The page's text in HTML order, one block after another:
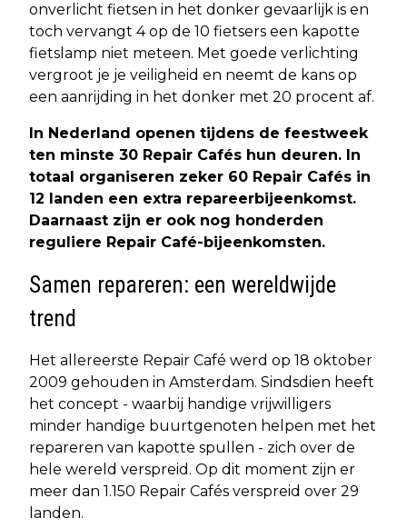
onverlicht fietsen in het donker gevaarlijk is en
toch vervangt 4 op de 10 fietsers een kapotte
fietslamp niet meteen. Met goede verlichting
vergroot je je veiligheid en neemt de kans op
een aanrijding in het donker met 20 procent af.
In Nederland openen tijdens de feestweek
ten minste 30 Repair Cafés hun deuren. In
totaal organiseren zeker 60 Repair Cafés in
12 landen een extra repareerbijeenkomst.
Daarnaast zijn er ook nog honderden
reguliere Repair Café-bijeenkomsten.
Samen repareren: een wereldwijde
trend
Het allereerste Repair Café werd op 18 oktober
2009 gehouden in Amsterdam. Sindsdien heeft
het concept - waarbij handige vrijwilligers
minder handige buurtgenoten helpen met het
repareren van kapotte spullen - zich over de
hele wereld verspreid. Op dit moment zijn er
meer dan 1.150 Repair Cafés verspreid over 29
landen.